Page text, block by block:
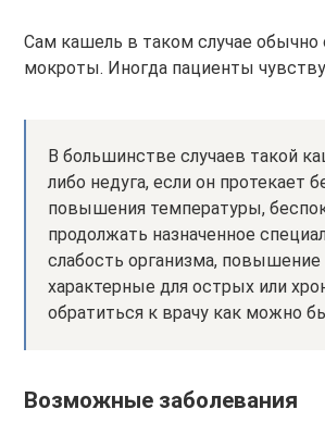
Сам кашель в таком случае
мокроты. Иногда пациенты
В большинстве случаев такой
либо недуга, если он протекает
повышения температуры,
продолжать назначенное
слабость организма,
характерные для острых или
обратиться к врачу как можно
Возможные заболевания